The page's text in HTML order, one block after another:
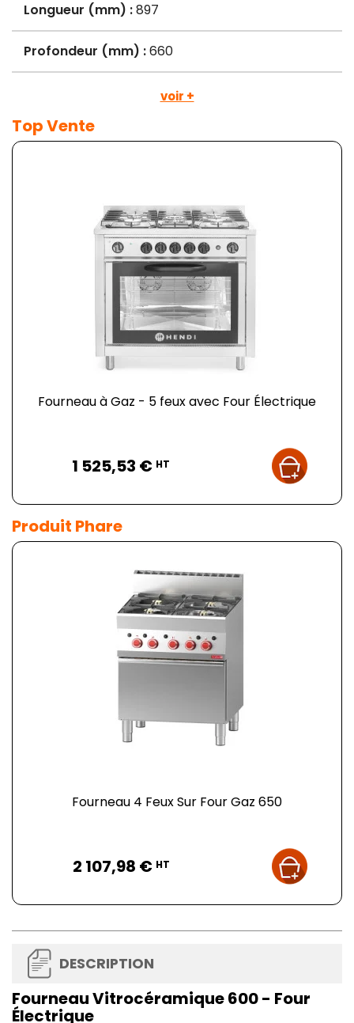
Longueur (mm) :897
Profondeur (mm) :660
voir +
Top Vente
Fourneau à Gaz - 5 feux avec Four Électrique
1 525,53 € HT
Produit Phare
Fourneau 4 Feux Sur Four Gaz 650
2 107,98 € HT
DESCRIPTION
Fourneau Vitrocéramique 600 - Four
Électrique